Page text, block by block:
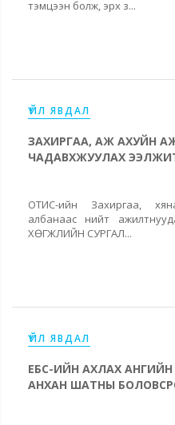
тэмцээн болж, эрх з...
ҮЙЛ ЯВДАЛ
ЗАХИРГАА, АЖ АХУЙН
ЧАДАВХЖУУЛАХ
ОТИС-ийн Захиргаа,
албанаас нийт
ХӨГЖЛИЙН СУРГАЛ...
ҮЙЛ ЯВДАЛ
ЕБС-ИЙН АХЛАХ АНГИЙН
АНХАН ШАТНЫ